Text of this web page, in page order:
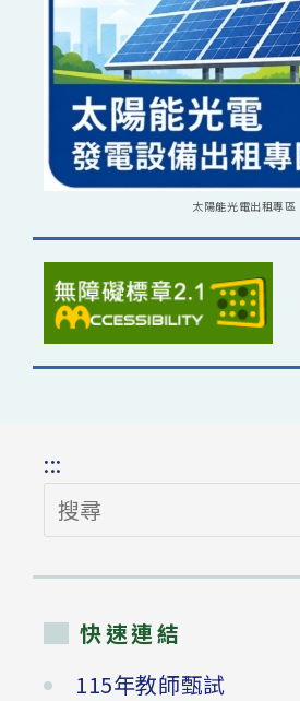
太陽能光電出租專區
:::
搜
尋
快速連結
115年教師甄試